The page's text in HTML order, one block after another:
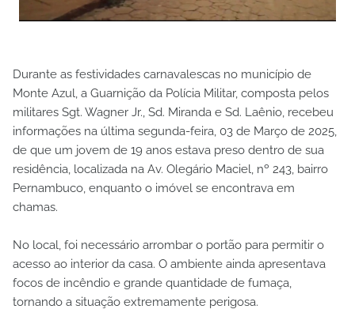
Durante as festividades carnavalescas no município de
Monte Azul, a Guarnição da Polícia Militar, composta pelos
militares Sgt. Wagner Jr., Sd. Miranda e Sd. Laênio, recebeu
informações na última segunda-feira, 03 de Março de 2025,
de que um jovem de 19 anos estava preso dentro de sua
residência, localizada na Av. Olegário Maciel, nº 243, bairro
Pernambuco, enquanto o imóvel se encontrava em
chamas.
No local, foi necessário arrombar o portão para permitir o
acesso ao interior da casa. O ambiente ainda apresentava
focos de incêndio e grande quantidade de fumaça,
tornando a situação extremamente perigosa.